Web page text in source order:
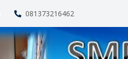
081373216462